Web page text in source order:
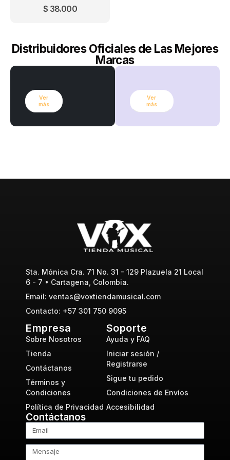
$ 38.000
Distribuidores Oficiales de Las Mejores
Marcas
Ver
más
Ver
más
Sta. Mónica Cra. 71 No. 31 - 129 Plazuela 21 Local
6 - 7 • Cartagena, Colombia.
Email: ventas@voxtiendamusical.com
Contacto: +57 301 750 9095
Empresa
Sobre Nosotros
Tienda
Contáctanos
Términos y
Condiciones
Política de Privacidad
Soporte
Ayuda y FAQ
Iniciar sesión /
Registrarse
Sigue tu pedido
Condiciones de Envíos
Accesibilidad
Contáctanos